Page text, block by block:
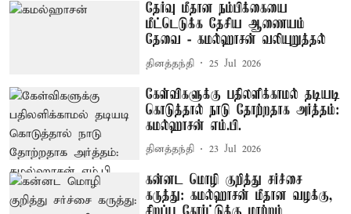
தேர்வு மீதான நம்பிக்கையை
மீட்டெடுக்க தேசிய ஆணையம்
தேவை - கமல்ஹாசன் வலியுறுத்தல்
தினத்தந்தி 25 Jul 2026
கேள்விகளுக்கு பதிலளிக்காமல் தடியடி
கொடுத்தால் நாடு தோற்றதாக அர்த்தம்:
கமல்ஹாசன் எம்.பி.
தினத்தந்தி 23 Jul 2026
கன்னட மொழி குறித்து சர்ச்சை
கருத்து: கமல்ஹாசன் மீதான வழக்கு,